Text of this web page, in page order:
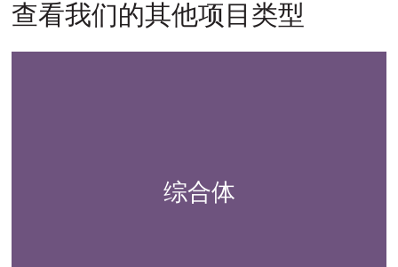
查看我们的其他项目类型
综合体